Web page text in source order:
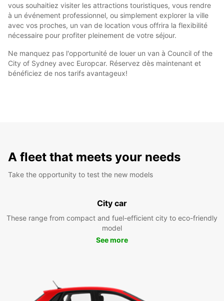
vous souhaitiez visiter les attractions touristiques, vous rendre
à un événement professionnel, ou simplement explorer la ville
avec vos proches, un van de location vous offrira la flexibilité
nécessaire pour profiter pleinement de votre séjour.
Ne manquez pas l'opportunité de louer un van à Council of the
City of Sydney avec Europcar. Réservez dès maintenant et
bénéficiez de nos tarifs avantageux!
A fleet that meets your needs
Take the opportunity to test the new models
City car
These range from compact and fuel-efficient city to eco-friendly
model
See more